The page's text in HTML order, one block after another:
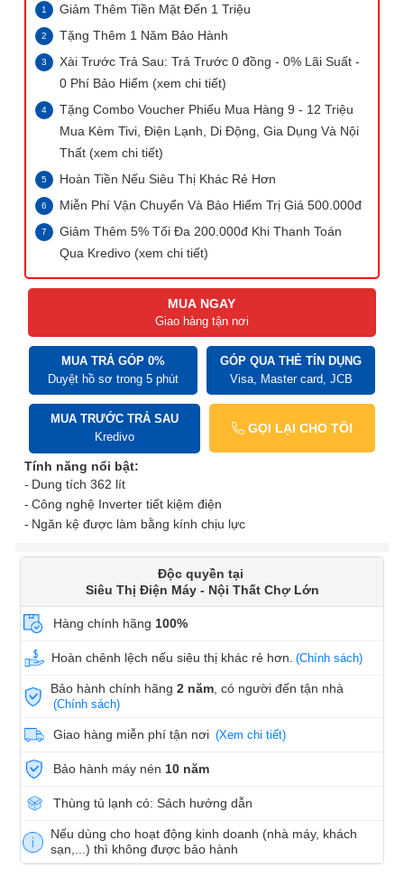
Giảm Thêm Tiền Mặt Đến 1 Triệu
Tặng Thêm 1 Năm Bảo Hành
Xài Trước Trả Sau: Trả Trước 0 đồng - 0% Lãi Suất -
0 Phí Bảo Hiểm (xem chi tiết)
Tặng Combo Voucher Phiếu Mua Hàng 9 - 12 Triệu
Mua Kèm Tivi, Điện Lạnh, Di Động, Gia Dụng Và Nội
Thất (xem chi tiết)
Hoàn Tiền Nếu Siêu Thị Khác Rẻ Hơn
Miễn Phí Vận Chuyển Và Bảo Hiểm Trị Giá 500.000đ
Giảm Thêm 5% Tối Đa 200.000đ Khi Thanh Toán
Qua Kredivo (xem chi tiết)
MUA NGAY
Giao hàng tận nơi
MUA TRẢ GÓP 0%
Duyệt hồ sơ trong 5 phút
GÓP QUA THẺ TÍN DỤNG
Visa, Master card, JCB
MUA TRƯỚC TRẢ SAU
Kredivo
GỌI LẠI CHO TÔI
Tính năng nổi bật:
Dung tích 362 lít
Công nghệ Inverter tiết kiệm điện
Ngăn kệ được làm bằng kính chịu lực
Độc quyền tại
Siêu Thị Điện Máy - Nội Thất Chợ Lớn
Hàng chính hãng 100%
Hoàn chênh lệch nếu siêu thị khác rẻ hơn. (Chính sách)
Bảo hành chính hãng2 năm , có người đến tận nhà
(Chính sách)
Giao hàng miễn phí tận nơi (Xem chi tiết)
Bảo hành máy nén 10 năm
Thùng tủ lạnh có: Sách hướng dẫn
Nếu dùng cho hoạt động kinh doanh (nhà máy, khách
sạn,...) thì không được bảo hành